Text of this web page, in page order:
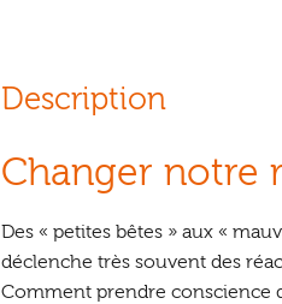
Description
Changer notre
Des « petites bêtes » aux «
déclenche très souvent des
Comment prendre conscience